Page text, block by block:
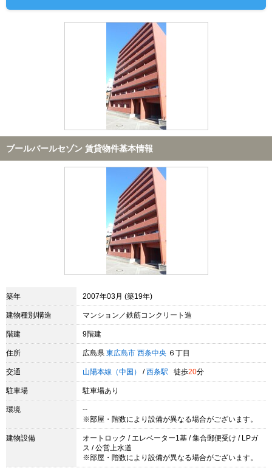
ブールバールセゾン 賃貸物件基本情報
築年 2007年03月 (築19年)
建物種別/構造 マンション／鉄筋コンクリート造
階建 9階建
住所 広島県 東広島市 西条中央 ６丁目
交通 山陽本線（中国） / 西条駅 徒歩20分
駐車場 駐車場あり
環境
--
※部屋・階数により設備が異なる場合がございます。
建物設備
オートロック / エレベーター1基 / 集合郵便受け / LPガ
ス / 公営上水道
※部屋・階数により設備が異なる場合がございます。